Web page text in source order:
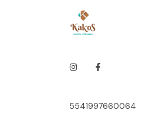
5541997660064